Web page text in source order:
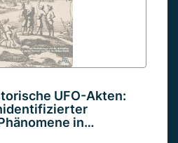
UFO-Akten:
in…